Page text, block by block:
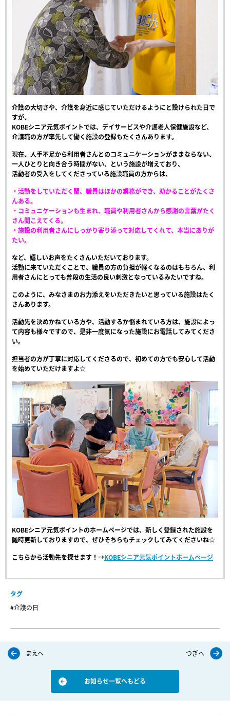
介護の大切さや、介護を身近に感じていただけるようにと設けられた日で
すが、
KOBEシニア元気ポイントでは、デイサービスや介護老人保健施設など、
介護職の方が率先して働く施設の登録もたくさんあります。
現在、人手不足から利用者さんとのコミュニケーションがままならない、
一人ひとりと向き合う時間がない、という施設が増えており、
活動者の受入をしてくださっている施設職員の方からは、
・活動をしていただく間、職員はほかの業務ができ、助かることがたくさ
んある。
・コミュニケーションも生まれ、職員や利用者さんから感謝の言葉がたく
さん聞こえてくる。
・施設の利用者さんにしっかり寄り添って対応してくれて、本当にありが
たい。
など、嬉しいお声をたくさんいただいております。
活動に来ていただくことで、職員の方の負担が軽くなるのはもちろん、利
用者さんにとっても普段の生活の良い刺激となっているみたいですね。
このように、みなさまのお力添えをいただきたいと思っている施設はたく
さんあります。
活動先を決めかねている方や、活動するか悩まれている方は、施設によっ
て内容も様々ですので、是非一度気になった施設にお電話してみてくださ
い。
担当者の方が丁寧に対応してくださるので、初めての方でも安心して活動
を始めていただけますよ☆
KOBEシニア元気ポイントのホームページでは、新しく登録された施設を
随時更新しておりますので、ぜひそちらもチェックしてみてくださいね☆
こちらから活動先を探せます！→KOBEシニア元気ポイントホームページ
タグ
#介護の日
まえへ
お知らせ一覧へもどる
つぎへ